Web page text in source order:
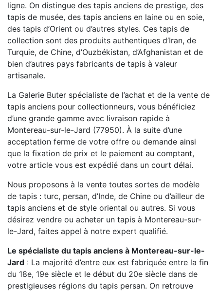
ligne. On distingue des tapis anciens de prestige, des
tapis de musée, des tapis anciens en laine ou en soie,
des tapis d’Orient ou d’autres styles. Ces tapis de
collection sont des produits authentiques d’Iran, de
Turquie, de Chine, d’Ouzbékistan, d’Afghanistan et de
bien d’autres pays fabricants de tapis à valeur
artisanale.
La Galerie Buter spécialiste de l’achat et de la vente de
tapis anciens pour collectionneurs, vous bénéficiez
d’une grande gamme avec livraison rapide à
Montereau-sur-le-Jard (77950). À la suite d’une
acceptation ferme de votre offre ou demande ainsi
que la fixation de prix et le paiement au comptant,
votre article vous est expédié dans un court délai.
Nous proposons à la vente toutes sortes de modèle
de tapis : turc, persan, d’Inde, de Chine ou d’ailleur de
tapis anciens et de style oriental ou autres. Si vous
désirez vendre ou acheter un tapis à Montereau-sur-
le-Jard, faites appel à notre expert qualifié.
Le spécialiste du tapis anciens à Montereau-sur-le-
Jard : La majorité d’entre eux est fabriquée entre la fin
du 18e, 19e siècle et le début du 20e siècle dans de
prestigieuses régions du tapis persan. On retrouve